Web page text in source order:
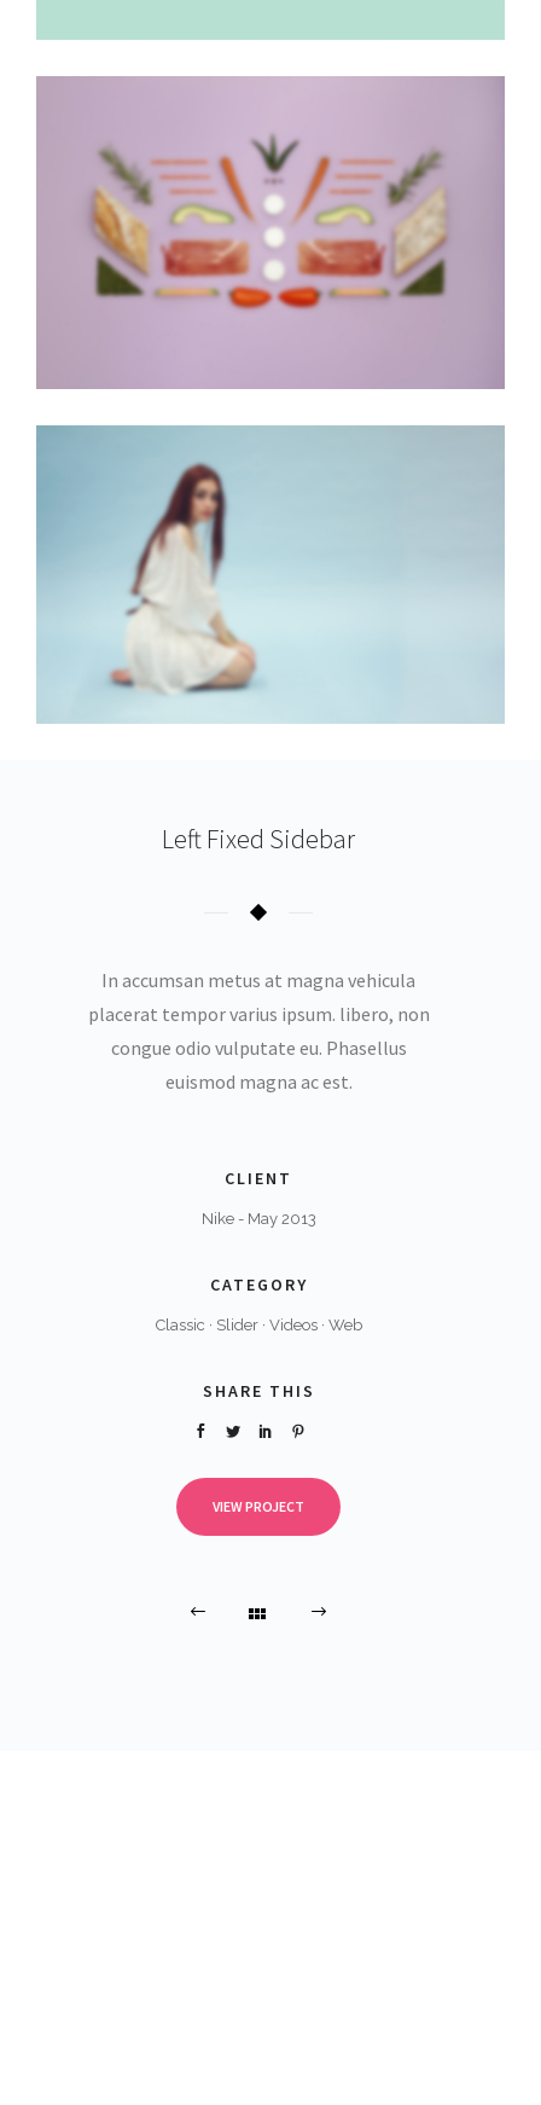
Left Fixed Sidebar
In accumsan metus at magna vehicula
placerat tempor varius ipsum. libero, non
congue odio vulputate eu. Phasellus
euismod magna ac est.
CLIENT
Nike - May 2013
CATEGORY
Classic · Slider· Videos· Web
SHARE THIS
VIEW PROJECT